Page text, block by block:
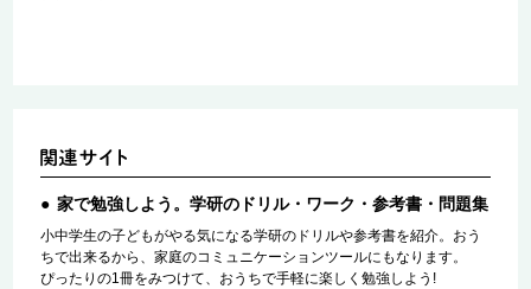
家で勉強しよう。学研のドリル・ワーク・参考書・問題集
小中学生の子どもがやる気になる学研のドリルや参考書を紹介。おう
ちで出来るから、家庭のコミュニケーションツールにもなります。
ぴったりの1冊をみつけて、おうちで手軽に楽しく勉強しよう!